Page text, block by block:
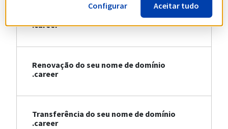
Registo do seu nome de domínio
.career
Renovação do seu nome de domínio
.career
Transferência do seu nome de domínio
.career
Configurar Aceitar tudo